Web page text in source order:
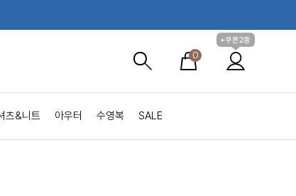
0
+쿠폰2종
츠&니트 아우터 수영복 SALE